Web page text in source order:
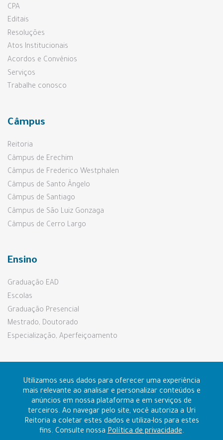
Utilizamos seus dados para oferecer uma experiência
mais relevante ao analisar e personalizar conteúdos e
anúncios em nossa plataforma e em serviços de
terceiros. Ao navegar pelo site, você autoriza a Uri
Reitoria a coletar estes dados e utiliza-los para estes
fins. Consulte nossaPolítica de privacidade.
CPA
Editais
Resoluções
Atos Institucionais
Acordos e Convênios
Serviços
Trabalhe conosco
Câmpus
Reitoria
Câmpus de Erechim
Câmpus de Frederico Westphalen
Câmpus de Santo Ângelo
Câmpus de Santiago
Câmpus de São Luiz Gonzaga
Câmpus de Cerro Largo
Ensino
Graduação EAD
Escolas
Graduação Presencial
Mestrado, Doutorado
Especialização, Aperfeiçoamento
Prouni e Fies
Contato